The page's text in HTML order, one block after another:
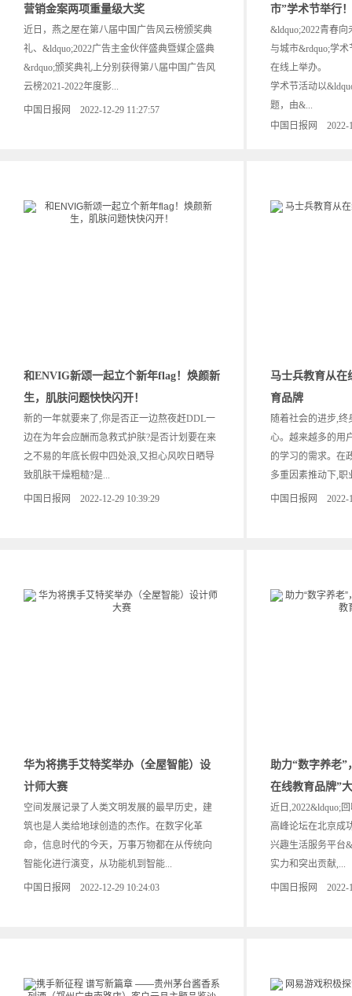
营销金案两项重量级大奖
近日，燕之屋在第八届中国广告风云榜颁奖典
礼、&ldquo;2022广告主金伙伴盛典暨媒企盛典
&rdquo;颁奖典礼上分别获得第八届中国广告风
云榜2021-2022年度影...
中国日报网 2022-12-29 11:27:57
市”学术节举行！
&ldquo;2022青春向
与城市&rdquo;学术
在线上举办。
学术节活动以
题，由&...
中国日报网 2022-
和ENVIG新颂一起立个新年flag！焕颜新
生，肌肤问题快快闪开！
新的一年就要来了,你是否正一边熬夜赶DDL一
边在为年会应酬而急救式护肤?是否计划要在来
之不易的年底长假中四处浪,又担心风吹日晒导
致肌肤干燥粗糙?是...
中国日报网 2022-12-29 10:39:29
马士兵教育从在
育品牌
随着社会的进步,
心。越来越多的用
的学习的需求。在
多重因素推动下,职
中国日报网 2022-
华为将携手艾特奖举办（全屋智能）设
计师大赛
空间发展记录了人类文明发展的最早历史，建
筑也是人类给地球创造的杰作。在数字化革
命，信息时代的今天，万事万物都在从传统向
智能化进行演变，从功能机到智能...
中国日报网 2022-12-29 10:24:03
助力“数字养老”
在线教育品牌”
近日,2022&ldquo;
高峰论坛在北京成
兴趣生活服务平台
实力和突出贡献,...
中国日报网 2022-